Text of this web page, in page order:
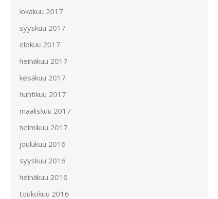
lokakuu 2017
syyskuu 2017
elokuu 2017
heinäkuu 2017
kesäkuu 2017
huhtikuu 2017
maaliskuu 2017
helmikuu 2017
joulukuu 2016
syyskuu 2016
heinäkuu 2016
toukokuu 2016